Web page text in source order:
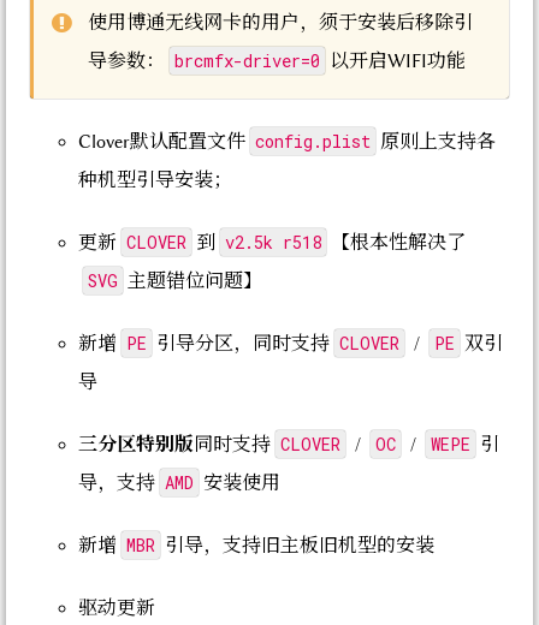
使用博通无线网卡的用户，须于安装后移除引
导参数：
brcmfx-driver=0 以开启WIFI功能
Clover默认配置文件 config.plist 原则上支持各
种机型引导安装；
更新 CLOVER 到 v2.5k r518 【根本性解决了
SVG 主题错位问题】
新增 PE 引导分区，同时支持 CLOVER / PE 双引
导
三分区特别版 同时支持 CLOVER / OC / WEPE
引
导，支持 AMD 安装使用
新增 MBR 引导，支持旧主板旧机型的安装
驱动更新